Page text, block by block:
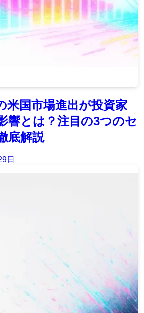
米国市場進出が投資家
響とは？注目の3つのセ
底解説
日